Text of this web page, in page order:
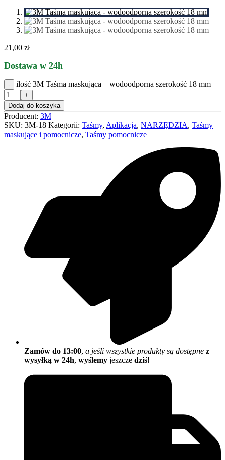
21,00 zł
Dostawa w 24h
ilość 3M Taśma maskująca – wodoodporna szerokość 18 mm
Dodaj do koszyka
Producent: 3M
SKU: 3M-18 Kategorii: Taśmy, Aplikacja, NARZĘDZIA, Taśmy
maskujące i pomocnicze, Taśmy pomocnicze
Zamów do 13:00, a jeśli wszystkie produkty są dostępne z
wysyłką w 24h, wyślemy jeszcze dziś!